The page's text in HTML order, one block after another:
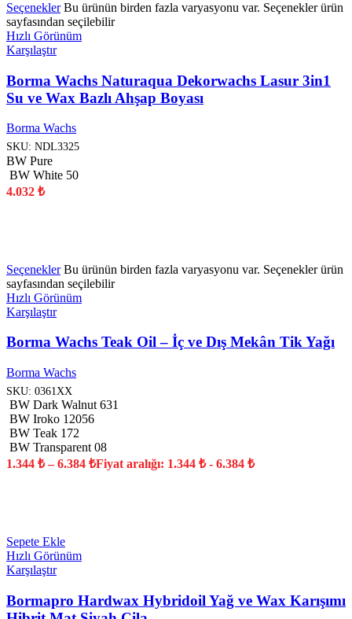
Seçenekler Bu ürünün birden fazla varyasyonu var. Seçenekler ürün
sayfasından seçilebilir
Hızlı Görünüm
Karşılaştır
Borma Wachs Naturaqua Dekorwachs Lasur 3in1
Su ve Wax Bazlı Ahşap Boyası
Borma Wachs
SKU: NDL3325
BW Pure
BW White 50
4.032 ₺
Seçenekler Bu ürünün birden fazla varyasyonu var. Seçenekler ürün
sayfasından seçilebilir
Hızlı Görünüm
Karşılaştır
Borma Wachs Teak Oil – İç ve Dış Mekân Tik Yağı
Borma Wachs
SKU: 0361XX
BW Dark Walnut 631
BW Iroko 12056
BW Teak 172
BW Transparent 08
1.344 ₺ –6.384 ₺Fiyat aralığı: 1.344 ₺ - 6.384 ₺
Sepete Ekle
Hızlı Görünüm
Karşılaştır
Bormapro Hardwax Hybridoil Yağ ve Wax Karışımı